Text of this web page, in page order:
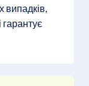
випадків,
гарантує